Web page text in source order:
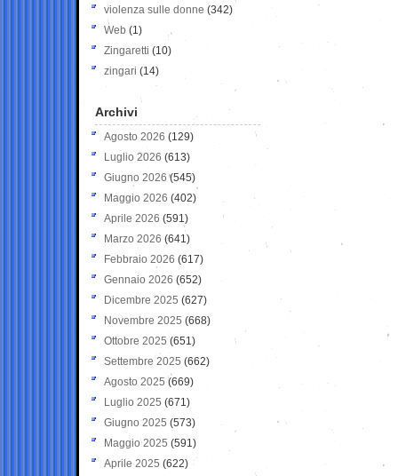
violenza sulle donne (342)
Web (1)
Zingaretti (10)
zingari (14)
Archivi
Agosto 2026 (129)
Luglio 2026 (613)
Giugno 2026 (545)
Maggio 2026 (402)
Aprile 2026 (591)
Marzo 2026 (641)
Febbraio 2026 (617)
Gennaio 2026 (652)
Dicembre 2025 (627)
Novembre 2025 (668)
Ottobre 2025 (651)
Settembre 2025 (662)
Agosto 2025 (669)
Luglio 2025 (671)
Giugno 2025 (573)
Maggio 2025 (591)
Aprile 2025 (622)